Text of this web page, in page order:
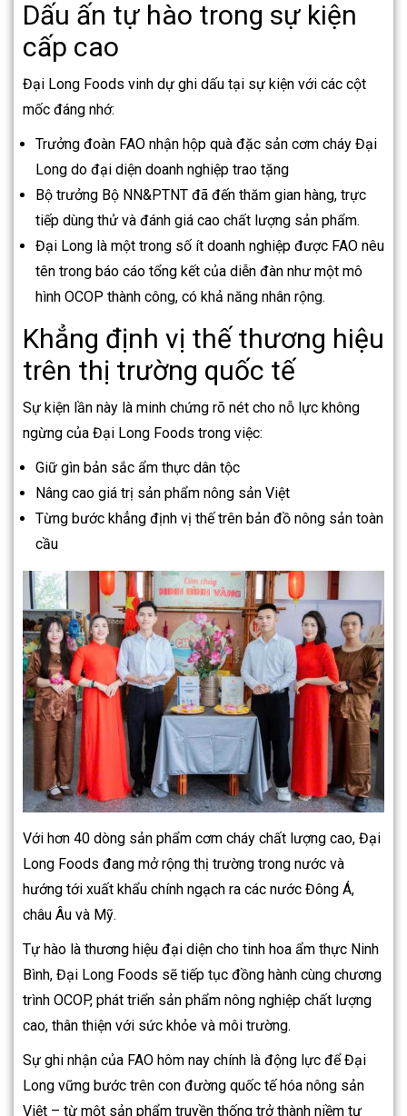
Dấu ấn tự hào trong sự kiện
cấp cao
Đại Long Foods vinh dự ghi dấu tại sự kiện với các cột
mốc đáng nhớ:
Trưởng đoàn FAO nhận hộp quà đặc sản cơm cháy Đại
Long do đại diện doanh nghiệp trao tặng
Bộ trưởng Bộ NN&PTNT đã đến thăm gian hàng, trực
tiếp dùng thử và đánh giá cao chất lượng sản phẩm.
Đại Long là một trong số ít doanh nghiệp được FAO nêu
tên trong báo cáo tổng kết của diễn đàn như một mô
hình OCOP thành công, có khả năng nhân rộng.
Khẳng định vị thế thương hiệu
trên thị trường quốc tế
Sự kiện lần này là minh chứng rõ nét cho nỗ lực không
ngừng của Đại Long Foods trong việc:
Giữ gìn bản sắc ẩm thực dân tộc
Nâng cao giá trị sản phẩm nông sản Việt
Từng bước khẳng định vị thế trên bản đồ nông sản toàn
cầu
Với hơn 40 dòng sản phẩm cơm cháy chất lượng cao, Đại
Long Foods đang mở rộng thị trường trong nước và
hướng tới xuất khẩu chính ngạch ra các nước Đông Á,
châu Âu và Mỹ.
Tự hào là thương hiệu đại diện cho tinh hoa ẩm thực Ninh
Bình, Đại Long Foods sẽ tiếp tục đồng hành cùng chương
trình OCOP, phát triển sản phẩm nông nghiệp chất lượng
cao, thân thiện với sức khỏe và môi trường.
Sự ghi nhận của FAO hôm nay chính là động lực để Đại
Long vững bước trên con đường quốc tế hóa nông sản
Việt – từ một sản phẩm truyền thống trở thành niềm tự